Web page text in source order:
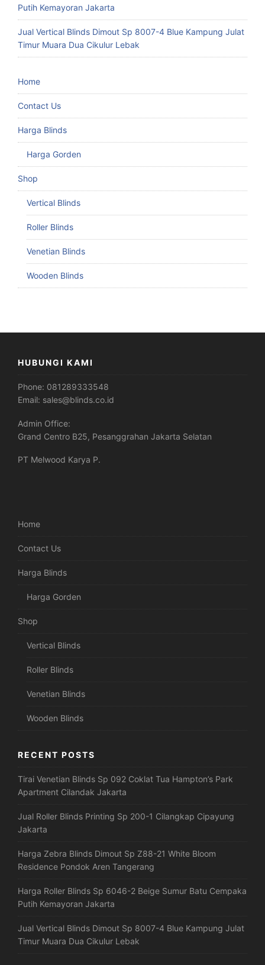
Putih Kemayoran Jakarta
Jual Vertical Blinds Dimout Sp 8007-4 Blue Kampung Julat
Timur Muara Dua Cikulur Lebak
Home
Contact Us
Harga Blinds
Harga Gorden
Shop
Vertical Blinds
Roller Blinds
Venetian Blinds
Wooden Blinds
HUBUNGI KAMI
Phone: 081289333548
Email: sales@blinds.co.id
Admin Office:
Grand Centro B25, Pesanggrahan Jakarta Selatan
PT Melwood Karya P.
Home
Contact Us
Harga Blinds
Harga Gorden
Shop
Vertical Blinds
Roller Blinds
Venetian Blinds
Wooden Blinds
RECENT POSTS
Tirai Venetian Blinds Sp 092 Coklat Tua Hampton’s Park
Apartment Cilandak Jakarta
Jual Roller Blinds Printing Sp 200-1 Cilangkap Cipayung
Jakarta
Harga Zebra Blinds Dimout Sp Z88-21 White Bloom
Residence Pondok Aren Tangerang
Harga Roller Blinds Sp 6046-2 Beige Sumur Batu Cempaka
Putih Kemayoran Jakarta
Jual Vertical Blinds Dimout Sp 8007-4 Blue Kampung Julat
Timur Muara Dua Cikulur Lebak